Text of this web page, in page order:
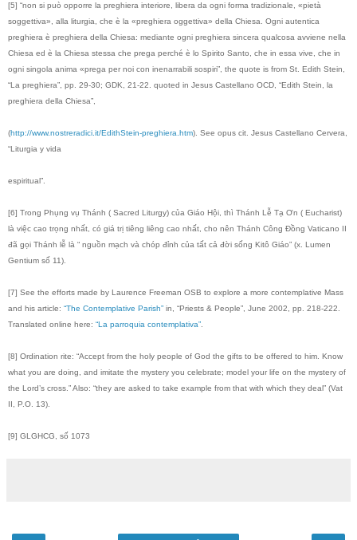
[5] “non si può opporre la preghiera interiore, libera da ogni forma tradizionale, «pietà
soggettiva», alla liturgia, che è la «preghiera oggettiva» della Chiesa. Ogni autentica
preghiera è preghiera della Chiesa: mediante ogni preghiera sincera qualcosa avviene nella
Chiesa ed è la Chiesa stessa che prega perché è lo Spirito Santo, che in essa vive, che in
ogni singola anima «prega per noi con inenarrabili sospiri”, the quote is from St. Edith Stein,
“La preghiera”, pp. 29-30; GDK, 21-22. quoted in Jesus Castellano OCD, “Edith Stein, la
preghiera della Chiesa”,
(http://www.nostreradici.it/EdithStein-preghiera.htm). See opus cit. Jesus Castellano Cervera,
“Liturgia y vida
espiritual”.
[6] Trong Phụng vụ Thánh ( Sacred Liturgy) của Giáo Hội, thì Thánh Lễ Tạ Ơn ( Eucharist)
là việc cao trọng nhất, có giá trị tiêng liêng cao nhất, cho nên Thánh Công Đồng Vaticano II
đã gọi Thánh lễ là “ nguồn mạch và chóp đỉnh của tất cả đời sống Kitô Giáo” (x. Lumen
Gentium số 11).
[7] See the efforts made by Laurence Freeman OSB to explore a more contemplative Mass
and his article: “The Contemplative Parish” in, “Priests & People”, June 2002, pp. 218-222.
Translated online here: “La parroquia contemplativa”
[8] Ordination rite: “Accept from the holy people of God the gifts to be offered to him. Know
what you are doing, and imitate the mystery you celebrate; model your life on the mystery of
the Lord’s cross.” Also: “they are asked to take example from that with which they deal” (Vat
II, P.O. 13).
[9] GLGHCG, số 1073